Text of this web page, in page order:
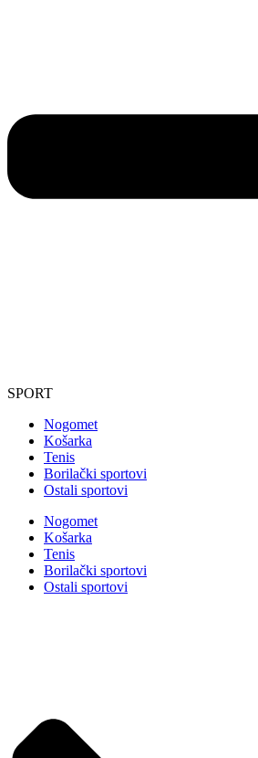
SPORT
Nogomet
Košarka
Tenis
Borilački sportovi
Ostali sportovi
Nogomet
Košarka
Tenis
Borilački sportovi
Ostali sportovi